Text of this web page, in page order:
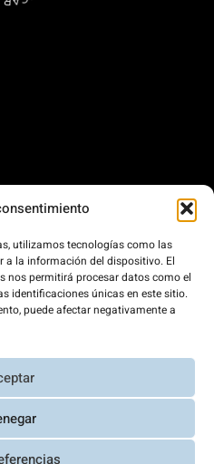
utilizamos tecnologías como las
a la información del dispositivo. El
nos permitirá procesar datos como el
identificaciones únicas en este sitio.
puede afectar negativamente a
Interior. Izda. 28003
impulsada por energías